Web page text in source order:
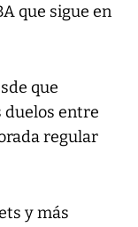
que sigue en
que
duelos entre
regular
y más